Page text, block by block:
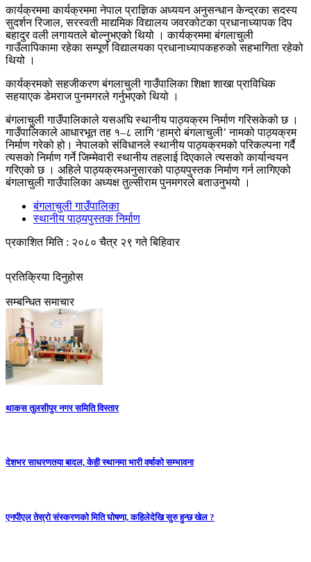
कार्यक्रममा कार्यक्रममा नेपाल प्राज्ञिक अध्ययन अनुसन्धान केन्द्रका सदस्य
सुदर्शन रिजाल, सरस्वती माद्यमिक विद्यालय जवरकोटका प्रधानाध्यापक दिप
बहादुर वली लगायतले बोल्नुभएको थियो । कार्यक्रममा बंगलाचुली
गाउँलापिकामा रहेका सम्पूर्ण विद्यालयका प्रधानाध्यापकहरुको सहभागिता रहेको
थियो ।
कार्यक्रमको सहजीकरण बंगलाचुली गाउँपालिका शिक्षा शाखा प्राविधिक
सहयाएक डेमराज पुनमगरले गर्नुभएको थियो ।
बंगलाचुली गाउँपालिकाले यसअघि स्थानीय पाठ्यक्रम निर्माण गरिसकेको छ ।
गाउँपालिकाले आधारभूत तह १–८ लागि ‘हाम्रो बंगलाचुली’ नामको पाठ्यक्रम
निर्माण गरेको हो। नेपालको संविधानले स्थानीय पाठ्यक्रमको परिकल्पना गर्दै
त्यसको निर्माण गर्ने जिम्मेवारी स्थानीय तहलाई दिएकाले त्यसको कार्यान्वयन
गरिएको छ । अहिले पाठ्यक्रमअनुसारको पाठ्यपुस्तक निर्माण गर्न लागिएको
बंगलाचुली गाउँपालिका अध्यक्ष तुल्सीराम पुनमगरले बताउनुभयो ।
बंगलाचुली गाउँपालिका
स्थानीय पाठ्यपुस्तक निर्माण
प्रकाशित मिति : २०८० चैत्र २९ गते बिहिवार
प्रतिक्रिया दिनुहोस
सम्बन्धित समाचार
थाकस तुलसीपुर नगर समिति विस्तार
देशभर साधरणतया बादल, केही स्थानमा भारी वर्षाको सम्भावना
एनपीएल तेस्रो संस्करणको मिति घोषणा, कहिलेदेखि सुरु हुन्छ खेल ?